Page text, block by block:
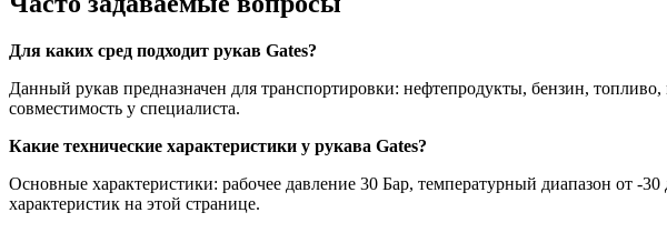
Для каких сред подходит рукав Gates?
Данный рукав предназначен для транспортировки: нефтепродукты, бензин,
совместимость у специалиста.
Какие технические характеристики у рукава Gates?
Основные характеристики: рабочее давление 30 Бар, температурный диапазон от
характеристик на этой странице.